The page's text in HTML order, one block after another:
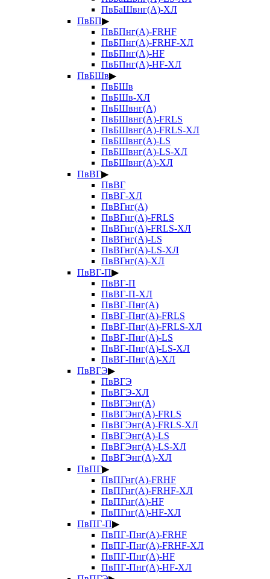
ПвБаШвнг(А)-ХЛ
ПвБП▶
ПвБПнг(А)-FRHF
ПвБПнг(А)-FRHF-ХЛ
ПвБПнг(А)-HF
ПвБПнг(А)-HF-ХЛ
ПвБШв▶
ПвБШв
ПвБШв-ХЛ
ПвБШвнг(А)
ПвБШвнг(А)-FRLS
ПвБШвнг(А)-FRLS-ХЛ
ПвБШвнг(А)-LS
ПвБШвнг(А)-LS-ХЛ
ПвБШвнг(А)-ХЛ
ПвВГ▶
ПвВГ
ПвВГ-ХЛ
ПвВГнг(А)
ПвВГнг(А)-FRLS
ПвВГнг(А)-FRLS-ХЛ
ПвВГнг(А)-LS
ПвВГнг(А)-LS-ХЛ
ПвВГнг(А)-ХЛ
ПвВГ-П▶
ПвВГ-П
ПвВГ-П-ХЛ
ПвВГ-Пнг(А)
ПвВГ-Пнг(А)-FRLS
ПвВГ-Пнг(А)-FRLS-ХЛ
ПвВГ-Пнг(А)-LS
ПвВГ-Пнг(А)-LS-ХЛ
ПвВГ-Пнг(А)-ХЛ
ПвВГЭ▶
ПвВГЭ
ПвВГЭ-ХЛ
ПвВГЭнг(А)
ПвВГЭнг(А)-FRLS
ПвВГЭнг(А)-FRLS-ХЛ
ПвВГЭнг(А)-LS
ПвВГЭнг(А)-LS-ХЛ
ПвВГЭнг(А)-ХЛ
ПвПГ▶
ПвПГнг(А)-FRHF
ПвПГнг(А)-FRHF-ХЛ
ПвПГнг(А)-HF
ПвПГнг(А)-HF-ХЛ
ПвПГ-П▶
ПвПГ-Пнг(А)-FRHF
ПвПГ-Пнг(А)-FRHF-ХЛ
ПвПГ-Пнг(А)-HF
ПвПГ-Пнг(А)-HF-ХЛ